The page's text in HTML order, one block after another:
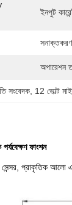
ইনপুট
সনাক্তকরণ
অপারেশন
সংবেদক 12 ভোল্ট
ফাংশন
প্রাকৃতিক আলো